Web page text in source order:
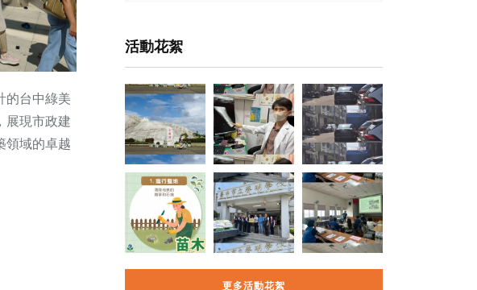
的台中綠美
展現市政建
領域的卓越
活動花絮
更多活動花絮